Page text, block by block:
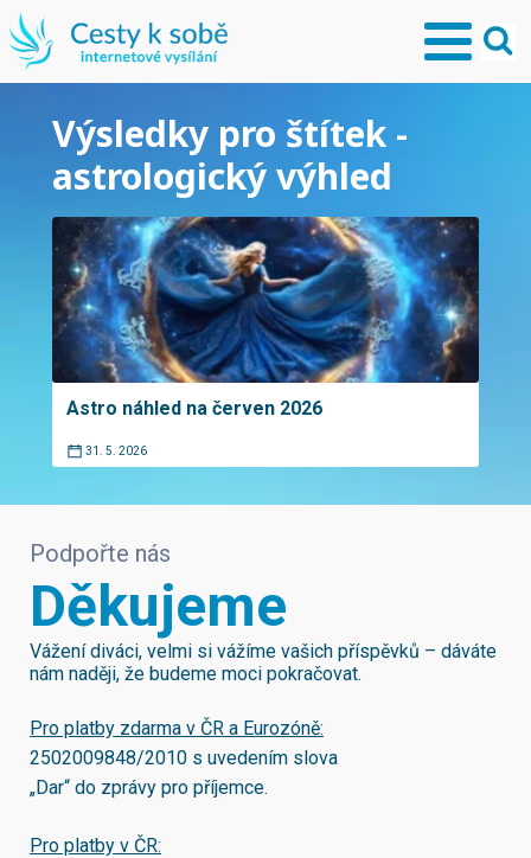
Výsledky pro štítek -
astrologický výhled
Astro náhled na červen 2026
31. 5. 2026
Podpořte nás
Děkujeme
Vážení diváci, velmi si vážíme vašich příspěvků – dáváte
nám naději, že budeme moci pokračovat.
Pro platby zdarma v ČR a Eurozóně:
2502009848/2010 s uvedením slova
„Dar“ do zprávy pro příjemce.
Pro platby v ČR: